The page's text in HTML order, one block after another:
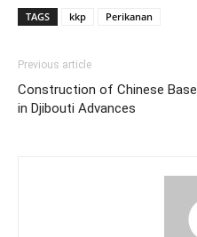
TAGS kkp Perikanan
Previous article
Construction of Chinese Base
in Djibouti Advances